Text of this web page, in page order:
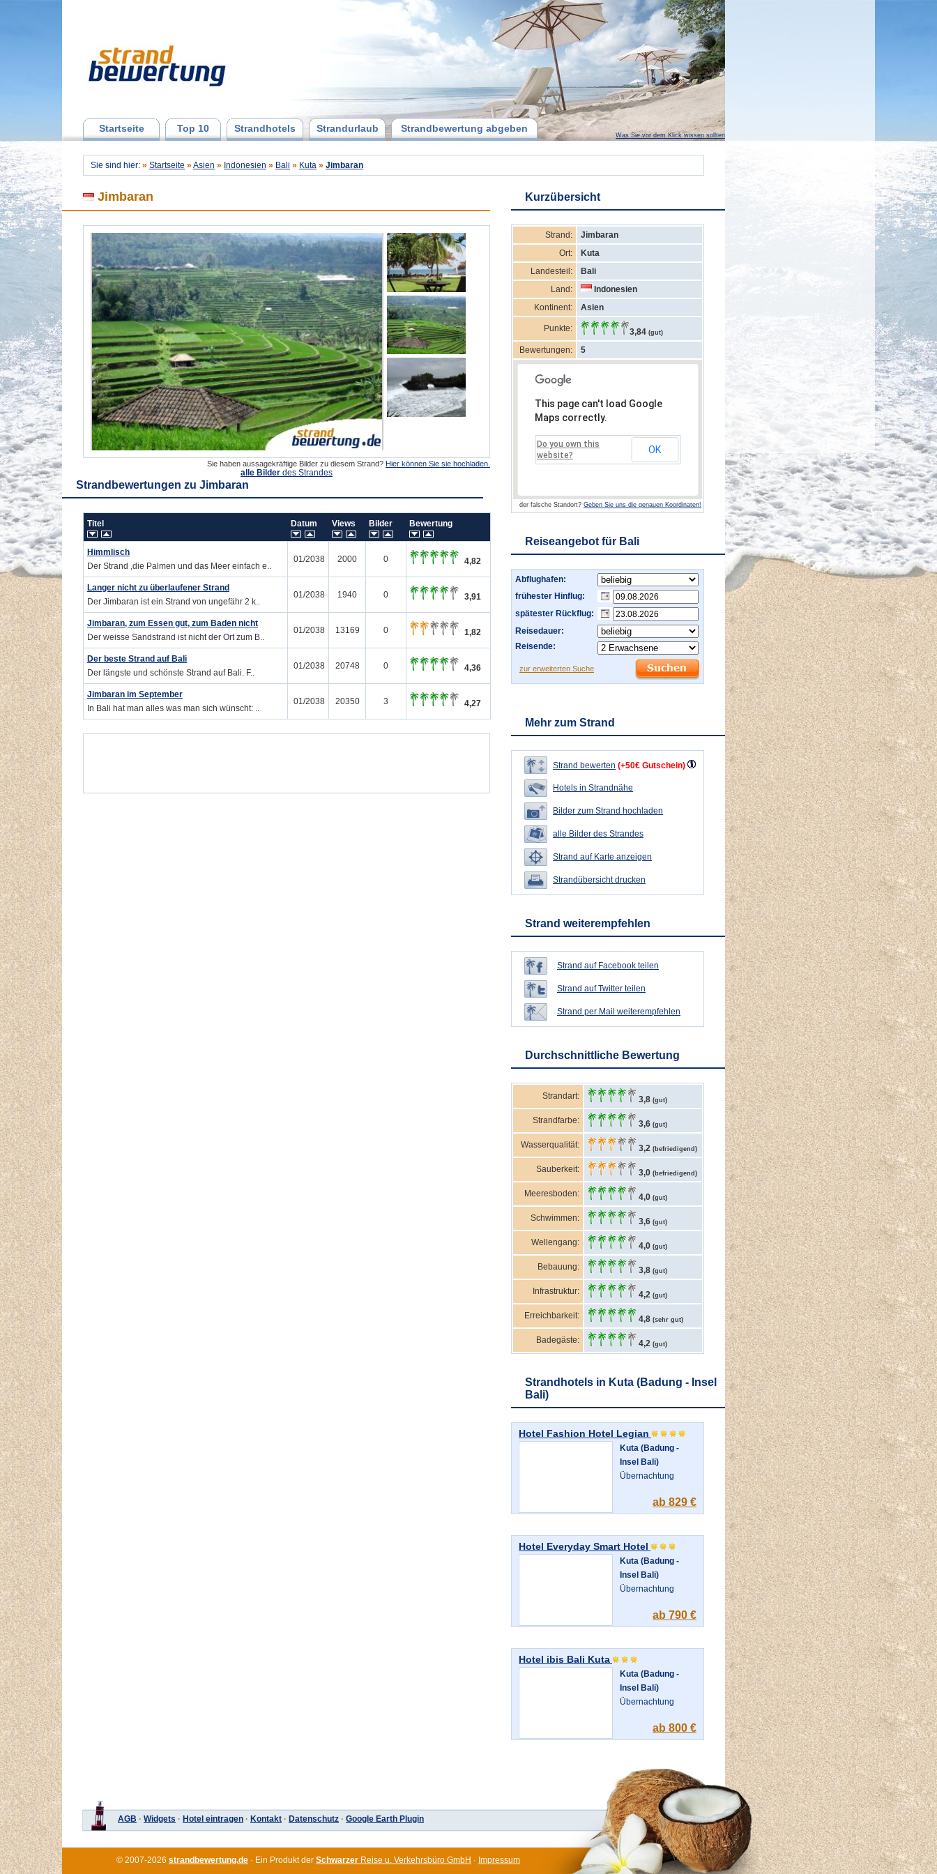
Startseite Top 10 Strandhotels Strandurlaub Strandbewertung abgeben
Was Sie vor dem Klick wissen sollten
Sie sind hier: » Startseite » Asien » Indonesien » Bali » Kuta » Jimbaran
Jimbaran
Sie haben aussagekräftige Bilder zu diesem Strand? Hier können Sie sie hochladen.
alle Bilder des Strandes
Strandbewertungen zu Jimbaran
Titel Datum Views Bilder Bewertung
Himmlisch
Der Strand ,die Palmen und das Meer einfach e..
01/2038 2000 0 4,82
Langer nicht zu überlaufener Strand
Der Jimbaran ist ein Strand von ungefähr 2 k..
01/2038 1940 0 3,91
Jimbaran, zum Essen gut, zum Baden nicht
Der weisse Sandstrand ist nicht der Ort zum B..
01/2038 13169 0 1,82
Der beste Strand auf Bali
Der längste und schönste Strand auf Bali. F..
01/2038 20748 0 4,36
Jimbaran im September
In Bali hat man alles was man sich wünscht: ..
01/2038 20350 3 4,27
Kurzübersicht
Strand:
Jimbaran
Ort:
Kuta
Landesteil:
Bali
Land:
Indonesien
Kontinent:
Asien
Punkte: 3,84 (gut)
Bewertungen: 5
This page can't load Google
Maps correctly.
Do you own this
website?
OK
der falsche Standort? Geben Sie uns die genauen Koordinaten!
Reiseangebot für Bali
Abflughafen:
frühester Hinflug:
spätester Rückflug:
Reisedauer:
Reisende:
zur erweiterten Suche
Mehr zum Strand
Strand bewerten (+50€ Gutschein)
Hotels in Strandnähe
Bilder zum Strand hochladen
alle Bilder des Strandes
Strand auf Karte anzeigen
Strandübersicht drucken
Strand weiterempfehlen
Strand auf Facebook teilen
Strand auf Twitter teilen
Strand per Mail weiterempfehlen
Durchschnittliche Bewertung
Strandart: 3,8 (gut)
Strandfarbe: 3,6 (gut)
Wasserqualität: 3,2 (befriedigend)
Sauberkeit: 3,0 (befriedigend)
Meeresboden: 4,0 (gut)
Schwimmen: 3,6 (gut)
Wellengang: 4,0 (gut)
Bebauung: 3,8 (gut)
Infrastruktur: 4,2 (gut)
Erreichbarkeit: 4,8 (sehr gut)
Badegäste: 4,2 (gut)
Strandhotels in Kuta (Badung - Insel
Bali)
Hotel Fashion Hotel Legian
Kuta (Badung -
Insel Bali)
Übernachtung
ab 829 €
Hotel Everyday Smart Hotel
Kuta (Badung -
Insel Bali)
Übernachtung
ab 790 €
Hotel ibis Bali Kuta
Kuta (Badung -
Insel Bali)
Übernachtung
ab 800 €
AGB · Widgets · Hotel eintragen · Kontakt · Datenschutz · Google Earth Plugin
© 2007-2026 strandbewertung.de · Ein Produkt der Schwarzer Reise u. Verkehrsbüro GmbH · Impressum